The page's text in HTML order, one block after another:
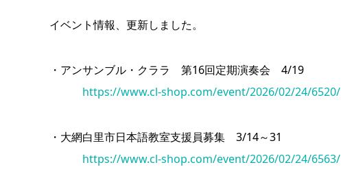
イベント情報、更新しました。
・アンサンブル・クララ 第16回定期演奏会 4/19
https://www.cl-shop.com/event/2026/02/24/6520/
・大網白里市日本語教室支援員募集 3/14～31
https://www.cl-shop.com/event/2026/02/24/6563/